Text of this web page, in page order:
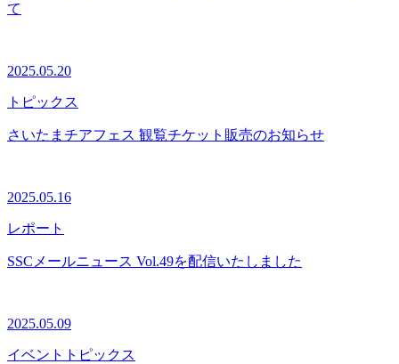
て
2025.05.20
トピックス
さいたまチアフェス 観覧チケット販売のお知らせ
2025.05.16
レポート
SSCメールニュース Vol.49を配信いたしました
2025.05.09
イベント トピックス